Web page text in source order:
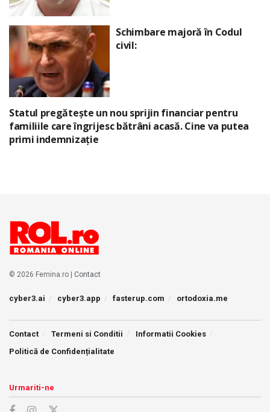
Schimbare majoră în Codul
civil:
Statul pregătește un nou sprijin financiar pentru
familiile care îngrijesc bătrâni acasă. Cine va putea
primi indemnizație
© 2026 Femina.ro | Contact
cyber3.ai cyber3.app fasterup.com ortodoxia.me
Contact Termeni si Conditii
Informatii Cookies
Politică de Confidențialitate
Urmariti-ne